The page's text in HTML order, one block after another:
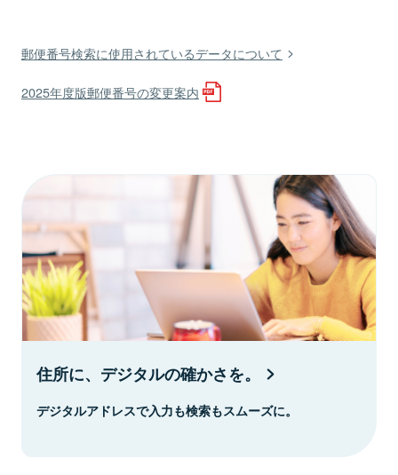
郵便番号検索に使用されているデータについて
2025年度版郵便番号の変更案内
住所に、デジタルの確かさを。
デジタルアドレスで入力も検索もスムーズに。